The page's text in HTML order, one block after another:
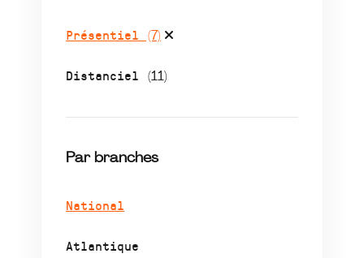
Présentiel (7)
Distanciel (11)
Par branches
National
Atlantique